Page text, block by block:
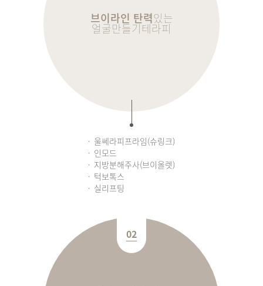
브이라인 탄력있는
얼굴만들기테라피
울쎄라피프라임(슈링크)
인모드
지방분해주사(브이올렛)
턱보톡스
실리프팅
02